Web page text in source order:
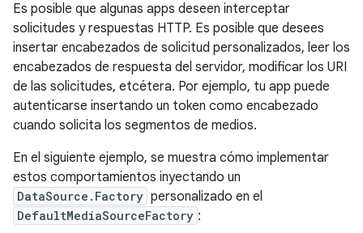
Es posible que algunas apps deseen interceptar
solicitudes y respuestas HTTP. Es posible que desees
insertar encabezados de solicitud personalizados, leer los
encabezados de respuesta del servidor, modificar los URI
de las solicitudes, etcétera. Por ejemplo, tu app puede
autenticarse insertando un token como encabezado
cuando solicita los segmentos de medios.
En el siguiente ejemplo, se muestra cómo implementar
estos comportamientos inyectando un
DataSource.Factory personalizado en el
DefaultMediaSourceFactory :